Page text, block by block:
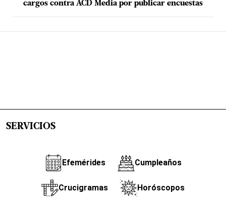
cargos contra ACD Media por publicar encuestas
SERVICIOS
Efemérides Cumpleaños
Crucigramas Horóscopos